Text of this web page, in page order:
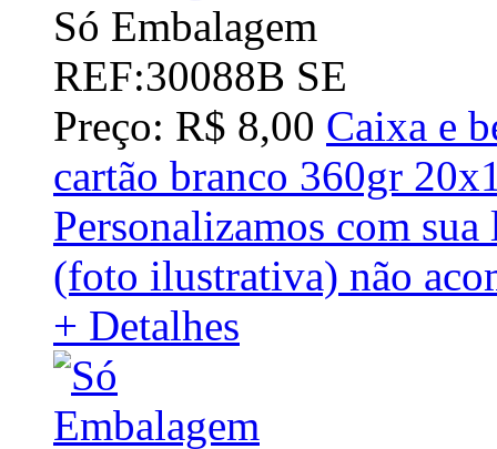
Só Embalagem
REF:30088B SE
Preço: R$ 8,00 Caixa e
cartão branco 360gr
Personalizamos com
(foto ilustrativa) não
+ Detalhes